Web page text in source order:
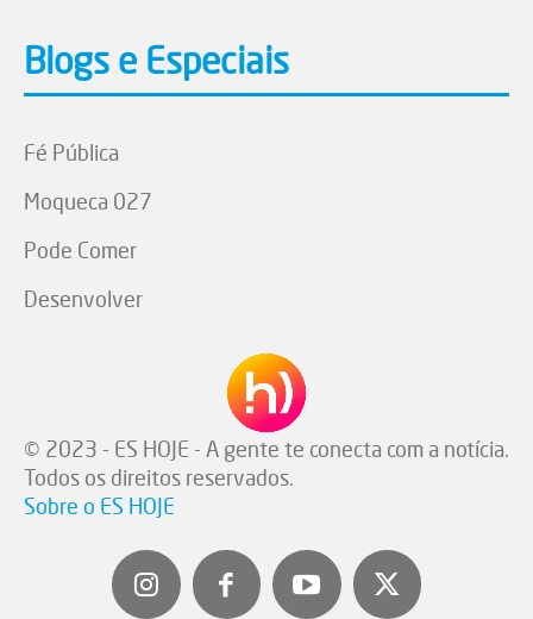
Blogs e Especiais
Fé Pública
Moqueca 027
Pode Comer
Desenvolver
© 2023 - ES HOJE - A gente te conecta com a notícia.
Todos os direitos reservados.
Sobre o ES HOJE